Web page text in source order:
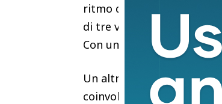
ritmo di invecchiamento
di tre volte l’anno. Con
Con una partecipazione
Un altro indicatore,
coinvolte in attività